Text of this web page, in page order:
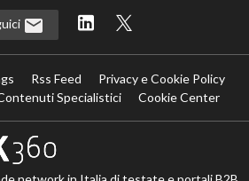
Rss Feed
Privacy e Cookie Policy
Specialistici
Cookie Center